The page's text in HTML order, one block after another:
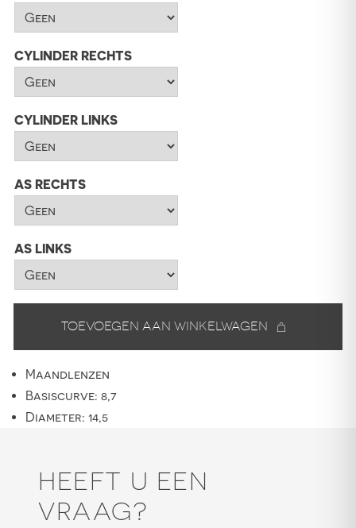
Maandlenzen
Basiscurve: 8,7
Diameter: 14,5
CYLINDER RECHTS
CYLINDER LINKS
AS RECHTS
AS LINKS
Toevoegen aan winkelwagen
HEEFT U EEN
VRAAG?